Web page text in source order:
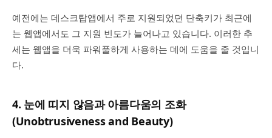
예전에는 데스크탑앱에서 주로 지원되었던 단축키가 최근에
는 웹앱에서도 그 지원 빈도가 늘어나고 있습니다. 이러한 추
세는 웹앱을 더욱 파워풀하게 사용하는 데에 도움을 줄 것입니
다.
4. 눈에 띠지 않음과 아름다움의 조화
(Unobtrusiveness and Beauty)